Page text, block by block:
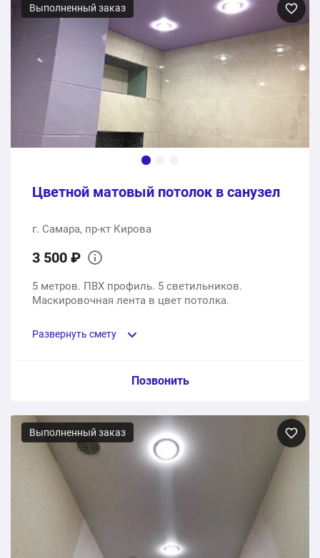
5 м2 7250 ₽
Монтаж потолка 5 квадратных метров
5 услуга
Общая стоимость:
Выполненный заказ
Цветной матовый потолок в санузел
г. Самара, пр-кт Кирова
3 500 ₽
5 метров. ПВХ профиль. 5 светильников.
Маскировочная лента в цвет потолка.
Развернуть смету
Пункт сметы / Ед. изм. / Цена
Материалы и услуги под ключ
1 шт. 3500 ₽
Общая стоимость:
Позвонить
Выполненный заказ